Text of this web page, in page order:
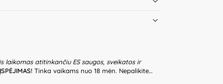
atitinkančiu ES saugos, sveikatos ir
ĮSPĖJIMAS! Tinka vaikams nuo 18 mėn. Nepalikite
Prieš naudodami žaislą patikrinkite žaislo